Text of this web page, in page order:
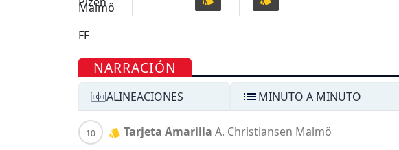
NARRACIÓN
ALINEACIONES MINUTO A MINUTO
Tarjeta Amarilla A. Christiansen Malmö